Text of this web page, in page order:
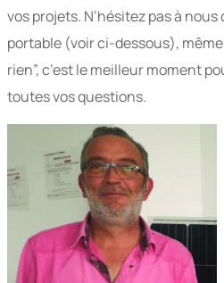
vos projets. N’hésitez pas à
portable (voir ci-dessous), même
rien”, c’est le meilleur moment
toutes vos questions.